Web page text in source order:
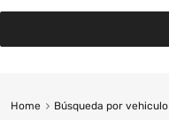
Home Búsqueda por vehiculo